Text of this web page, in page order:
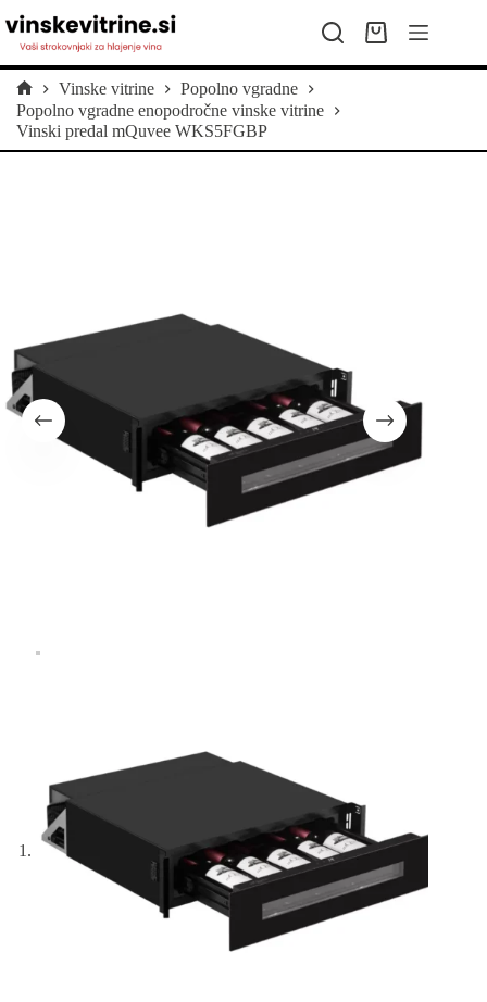
to
content
Shopping
Home
Vinske vitrine
Popolno vgradne
Popolno vgradne enopodročne vinske vitrine
Vinski predal mQuvee WKS5FGBP